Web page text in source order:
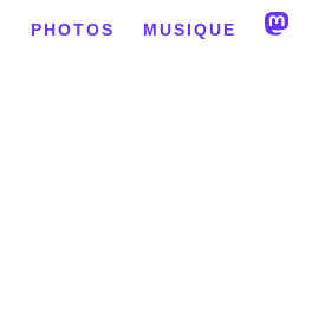
PHOTOS MUSIQUE